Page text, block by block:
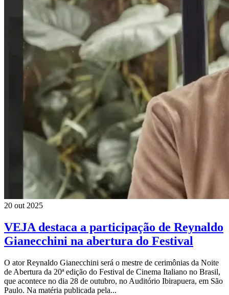
20 out 2025
VEJA destaca a participação de Reynaldo
Gianecchini na abertura do Festival
O ator Reynaldo Gianecchini será o mestre de cerimônias da Noite
de Abertura da 20ª edição do Festival de Cinema Italiano no Brasil,
que acontece no dia 28 de outubro, no Auditório Ibirapuera, em São
Paulo. Na matéria publicada pela...